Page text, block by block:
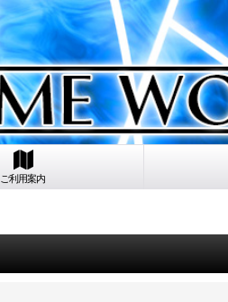
ご利用案内